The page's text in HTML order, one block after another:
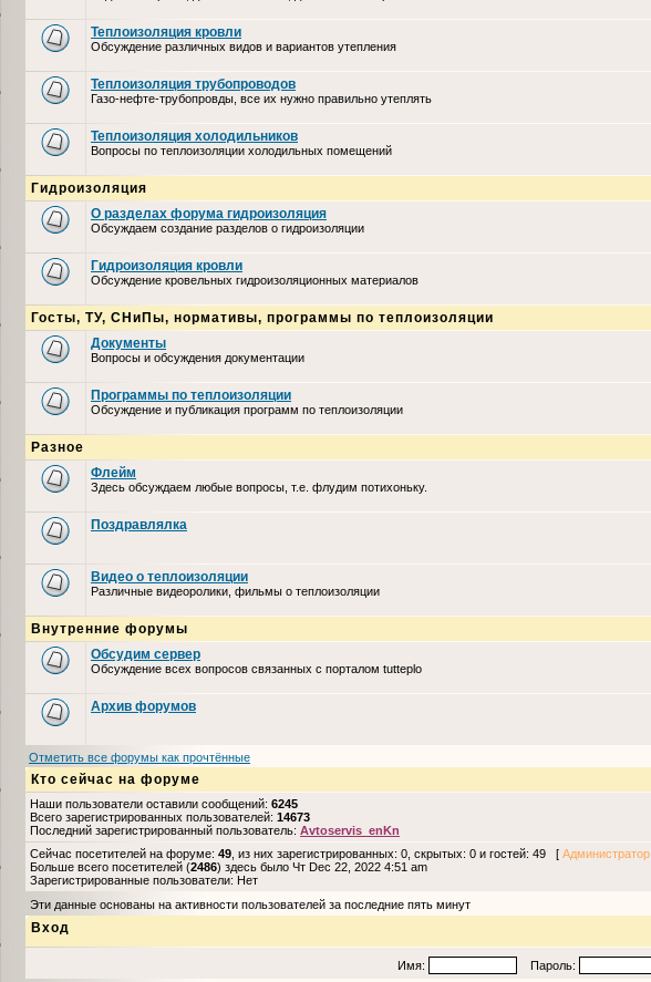
Теплоизоляция кровли
Обсуждение различных видов и вариантов утепления
Теплоизоляция трубопроводов
Газо-нефте-трубопровды, все их нужно правильно утеплять
Теплоизоляция холодильников
Вопросы по теплоизоляции холодильных помещений
Гидроизоляция
О разделах форума гидроизоляция
Обсуждаем создание разделов о гидроизоляции
Гидроизоляция кровли
Обсуждение кровельных гидроизоляционных материалов
Госты, ТУ, СНиПы, нормативы, программы по теплоизоляции
Документы
Вопросы и обсуждения документации
Программы по теплоизоляции
Обсуждение и публикация программ по теплоизоляции
Разное
Флейм
Здесь обсуждаем любые вопросы, т.е. флудим потихоньку.
Поздравлялка
Видео о теплоизоляции
Различные видеоролики, фильмы о теплоизоляции
Внутренние форумы
Обсудим сервер
Обсуждение всех вопросов связанных с порталом tutteplo
Архив форумов
Отметить все форумы как прочтённые
Кто сейчас на форуме
Наши пользователи оставили сообщений: 6245
Всего зарегистрированных пользователей: 14673
Последний зарегистрированный пользователь: Avtoservis_enKn
Сейчас посетителей на форуме: 49 , из них зарегистрированных: 0, скрытых: 0 и гостей: 49 [ Администратор
Больше всего посетителей (2486) здесь было Чт Dec 22, 2022 4:51 am
Зарегистрированные пользователи: Нет
Эти данные основаны на активности пользователей за последние пять минут
Вход
Имя: Пароль: